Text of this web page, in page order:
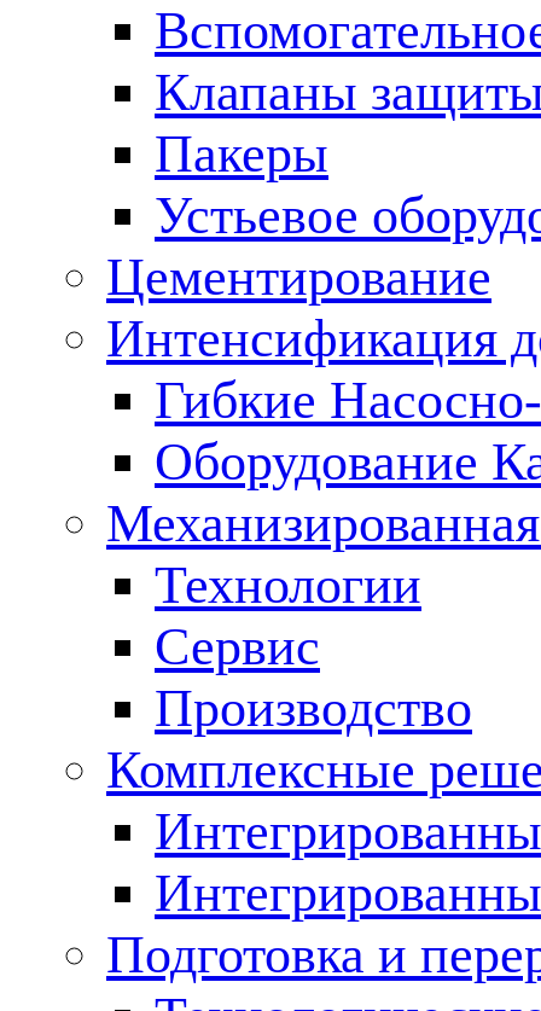
Клапаны
Пакеры
Устьевое
Цементирование
Интенсификация
Гибкие
Оборудование
Технологии
Сервис
Производство
Комплексные
Подготовка и